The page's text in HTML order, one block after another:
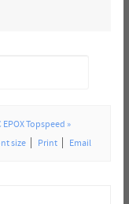
EPOX Topspeed »
Print Email